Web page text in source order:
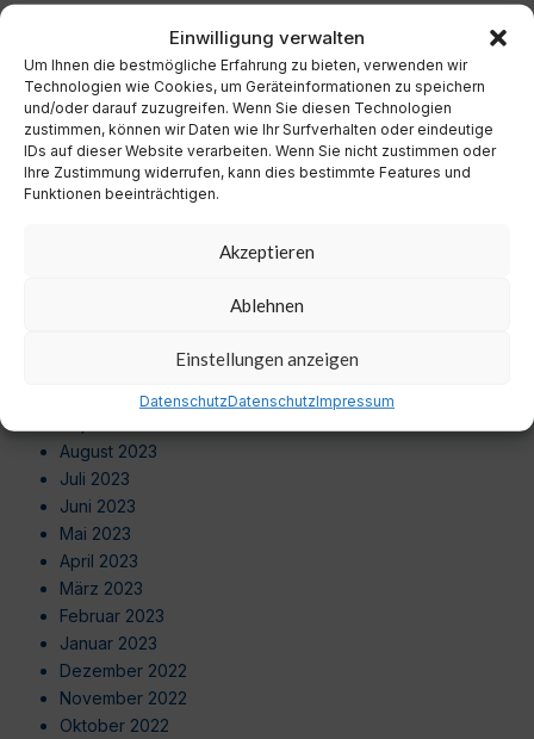
Einwilligung verwalten
Um Ihnen die bestmögliche Erfahrung zu bieten, verwenden wir
Technologien wie Cookies, um Geräteinformationen zu speichern
und/oder darauf zuzugreifen. Wenn Sie diesen Technologien
zustimmen, können wir Daten wie Ihr Surfverhalten oder eindeutige
IDs auf dieser Website verarbeiten. Wenn Sie nicht zustimmen oder
Ihre Zustimmung widerrufen, kann dies bestimmte Features und
Funktionen beeinträchtigen.
Akzeptieren
Ablehnen
Einstellungen anzeigen
DatenschutzDatenschutzImpressum
November 2024
Oktober 2024
September 2024
August 2024
Juli 2024
Juni 2024
Mai 2024
November 2023
Oktober 2023
August 2023
Juli 2023
Juni 2023
Mai 2023
April 2023
März 2023
Februar 2023
Januar 2023
Dezember 2022
November 2022
Oktober 2022